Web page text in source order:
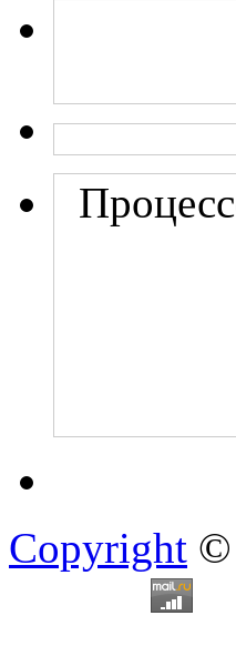
Copyright ©